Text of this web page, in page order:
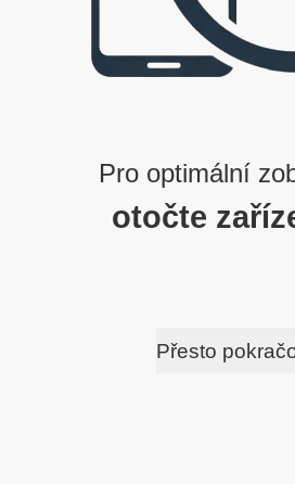
Pro optimální
otočte
Přesto